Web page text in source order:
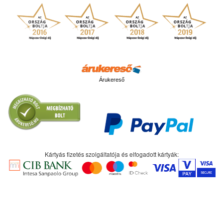
Árukereső
Kártyás fizetés szolgáltatója és elfogadott kártyák: